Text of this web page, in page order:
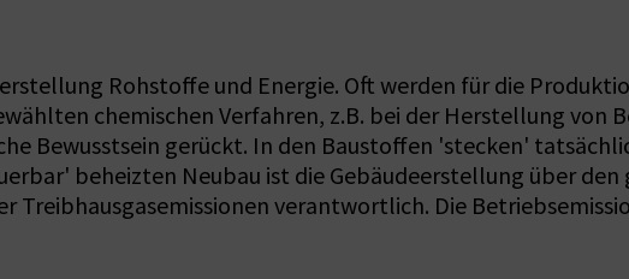
Rohstoffe und Energie. Oft werden für die
chemischen Verfahren, z.B. bei der Herstellung von
Bewusstsein gerückt. In den Baustoffen 'stecken'
beheizten Neubau ist die Gebäudeerstellung über den
Treibhausgasemissionen verantwortlich. Die